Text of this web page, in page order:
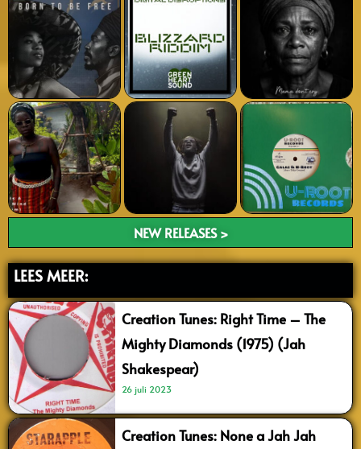
NEW RELEASES >
LEES MEER:
Creation Tunes: Right Time – The
Mighty Diamonds (1975) (Jah
Shakespear)
26 juli 2023
Creation Tunes: None a Jah Jah